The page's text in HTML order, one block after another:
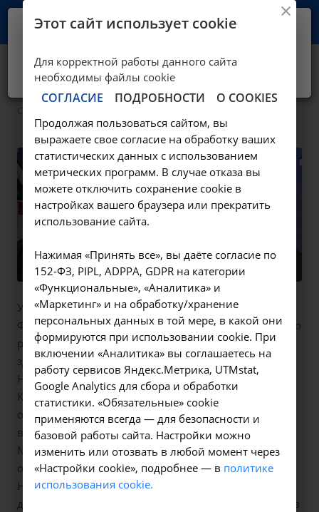
Соцобеспечение
Управлением Министерства юстиции Российской
Федерации по Иркутской области 03.11.2022 принято
решение о признании Международного учреждения
здравоохранения и дополнительного образования
НАУЧНО-ИССЛЕДОВАТЕЛЬСКИЙ ИНСТИТУТ
КЛИНИЧЕСКОЙ МЕДИЦИНЫ исполнителем
общественно полезных услуг. Дата последнего
включения 16.10.2024 года, регистрационный
№ 641220556 в реестре НКО исполнителей
общественно полезных услуг.
НИИ КЛИНИЧЕСКОЙ МЕДИЦИНЫ обеспечивающей
доставку пациентов с хронической болезнью почек в
Ваш город -Иркутск?
Да, верно Нет, выбрать другой
Этот сайт использует cookie
Для корректной работы данного сайта
необходимы файлы cookie
СОГЛАСИЕ ПОДРОБНОСТИ О COOKIES
Продолжая пользоваться сайтом, вы
выражаете свое согласие на обработку ваших
статистических данных с использованием
метрических программ. В случае отказа вы
можете отключить сохранение cookie в
настройках вашего браузера или прекратить
использование сайта.
Нажимая «Принять все», вы даёте согласие по
152-ФЗ, PIPL, ADPPA, GDPR на категории
«Функциональные», «Аналитика» и
«Маркетинг» и на обработку/хранение
персональных данных в той мере, в какой они
формируются при использовании cookie. При
включении «Аналитика» вы соглашаетесь на
работу сервисов Яндекс.Метрика, UTMstat,
Google Analytics для сбора и обработки
статистики. «Обязательные» cookie
применяются всегда — для безопасности и
базовой работы сайта. Настройки можно
изменить или отозвать в любой момент через
«Настройки cookie», подробнее — в политике
использования cookie.